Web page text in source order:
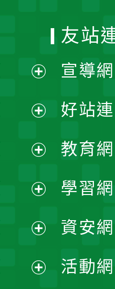
開
選
單
開
選
單
開
選
單
開
選
開
友站
宣導
好站
教育
學習
資安
活動